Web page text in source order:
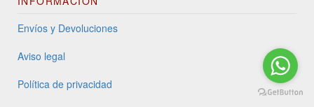
Envíos y Devoluciones
Aviso legal
Política de privacidad